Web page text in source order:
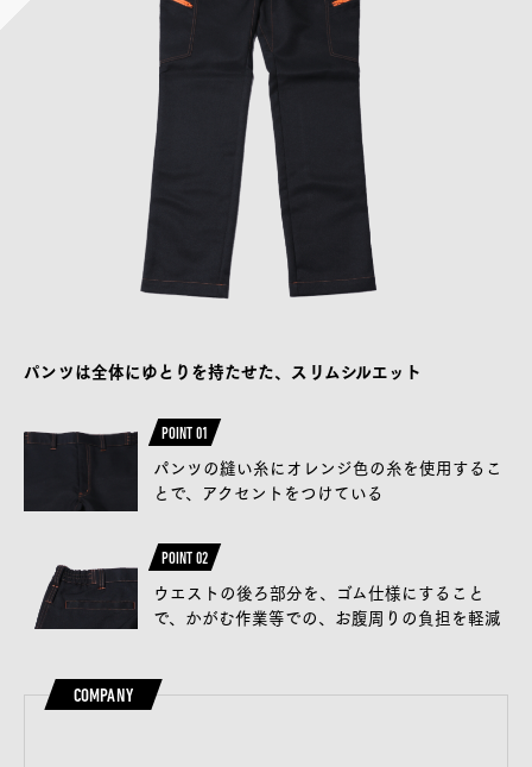
パンツは全体にゆとりを持たせた、スリムシルエット
POINT 01
パンツの縫い糸にオレンジ色の糸を使用するこ
とで、アクセントをつけている
POINT 02
ウエストの後ろ部分を、ゴム仕様にすること
で、かがむ作業等での、お腹周りの負担を軽減
COMPANY